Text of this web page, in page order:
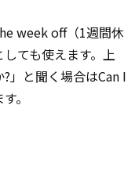
week off（1週間休
ても使えます。上
?」と聞く場合はCan I
。